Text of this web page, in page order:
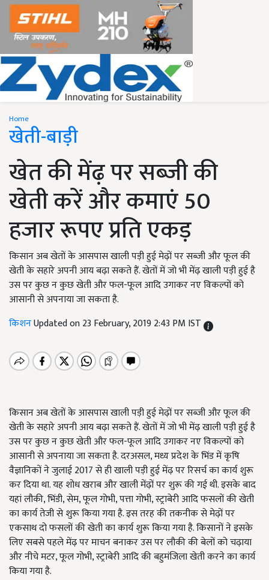
Home
खेती-बाड़ी
खेत की मेंढ़ पर सब्जी की
खेती करें और कमाएं 50
हजार रूपए प्रति एकड़
किसान अब खेतों के आसपास खाली पड़ी हुई मेढ़ों पर सब्जी और फूल की
खेती के सहारे अपनी आय बढ़ा सकते हैं. खेतों में जो भी मेंढ़ खाली पड़ी हुई है
उस पर कुछ न कुछ खेती और फल-फूल आदि उगाकर नए विकल्पों को
आसानी से अपनाया जा सकता है.
किशनUpdated on 23 February, 2019 2:43 PM IST
किसान अब खेतों के आसपास खाली पड़ी हुई मेढ़ों पर सब्जी और फूल की
खेती के सहारे अपनी आय बढ़ा सकते हैं. खेतों में जो भी मेंढ़ खाली पड़ी हुई है
उस पर कुछ न कुछ खेती और फल-फूल आदि उगाकर नए विकल्पों को
आसानी से अपनाया जा सकता है. दरअसल, मध्य प्रदेश के भिंड में कृषि
वैज्ञानिकों ने जुलाई 2017 से ही खाली पड़ी हुई मेंढ़ पर रिसर्च का कार्य शुरू
कर दिया था. यह शोध खराब और खाली मेंढ़ों पर शुरू की गई थी. इसके बाद
यहां लौकी, भिंडी, सेम, फूल गोभी, पत्ता गोभी, स्ट्राबेरी आदि फसलों की खेती
का कार्य तेजी से शुरू किया गया है. इस तरह की तकनीक से मेढ़ों पर
एकसाथ दो फसलों की खेती का कार्य शुरू किया गया है. किसानों ने इसके
लिए सबसे पहले मेंढ़ पर माचन बनाकर उस पर लौकी की बेलों को चढ़ाया
और नीचे मटर, फूल गोभी, स्ट्राबेरी आदि की बहुमंजिला खेती करने का कार्य
किया गया है.